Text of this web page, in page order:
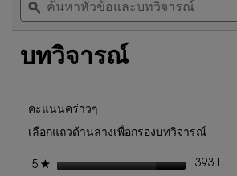
ดาว
อ่าน
สำหรับ
ผู้ชาย
EAU
PARFUM
จะ
นำ
หัวข้อ
และ
วิจารณ์
ϙ
บทวิจารณ์
คะแนนคร่าวๆ
เลือกแถวด้านล่างเพื่อกรองบทวิจารณ์
5 ★ดาว 3931